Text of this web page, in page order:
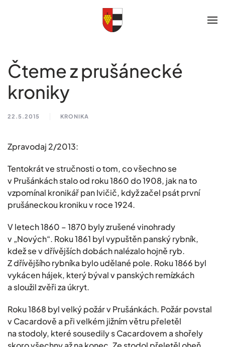
Čteme z prušánecké
kroniky
22.5.2015 KRONIKA
Zpravodaj 2/2013:
Tentokrát ve stručnosti o tom, co všechno se
v Prušánkách stalo od roku 1860 do 1908, jak na to
vzpomínal kronikář pan Ivičič, když začel psát první
prušáneckou kroniku v roce 1924.
V letech 1860 – 1870 byly zrušené vinohrady
v „Nových“. Roku 1861 byl vypuštěn panský rybník,
kdež se v dřívějších dobách nalézalo hojně ryb.
Z dřívějšího rybníka bylo udělané pole. Roku 1866 byl
vykácen hájek, který býval v panských remízkách
a sloužil zvěři za úkryt.
Roku 1868 byl velký požár v Prušánkách. Požár povstal
v Cacardově a při velkém jižním větru přeletěl
na stodoly, které sousedily s Cacardovem a shořely